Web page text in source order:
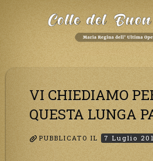
VI CHIEDIAMO
QUESTA LUNGA
PUBBLICATO IL 7 Luglio